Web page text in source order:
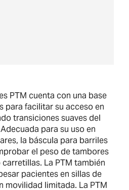
PTM cuenta con una base
para facilitar su acceso en
transiciones suaves del
para su uso en
la báscula para barriles
el peso de tambores
La PTM también
pacientes en sillas de
movilidad limitada. La PTM